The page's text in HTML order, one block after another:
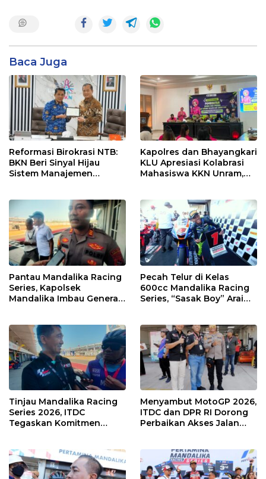
Baca Juga
Reformasi Birokrasi NTB:
BKN Beri Sinyal Hijau
Sistem Manajemen
Kapolres dan Bhayangkari
KLU Apresiasi Kolabrasi
Mahasiswa KKN Unram,
Pantau Mandalika Racing
Series, Kapolsek
Mandalika Imbau Generasi
Pecah Telur di Kelas
600cc Mandalika Racing
Series, “Sasak Boy” Arai
Tinjau Mandalika Racing
Series 2026, ITDC
Tegaskan Komitmen
Kawasan
Menyambut MotoGP 2026,
ITDC dan DPR RI Dorong
Perbaikan Akses Jalan